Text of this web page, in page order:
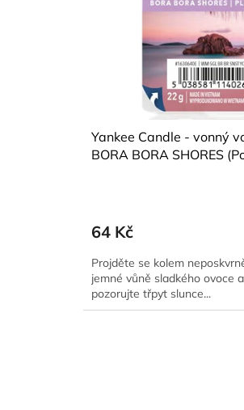
Yankee Candle - vonný
BORA BORA SHORES
64 Kč
Projděte se kolem
jemné vůně sladkého ovoce
pozorujte třpyt slunce...